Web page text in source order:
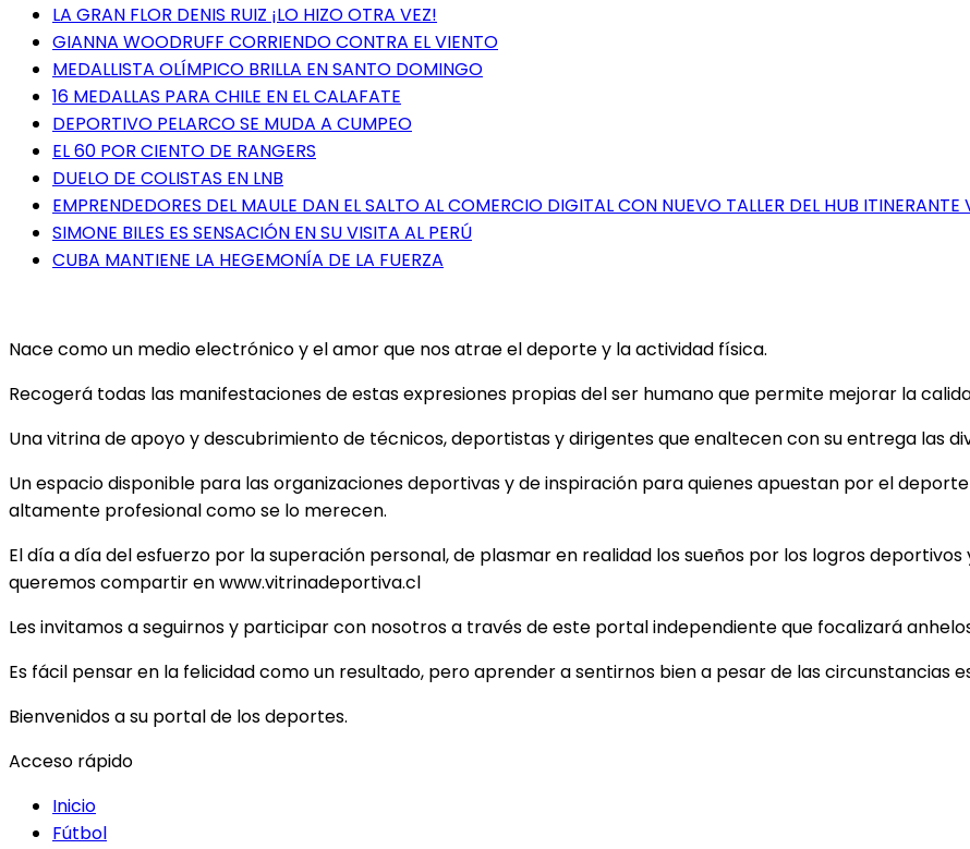
LA GRAN FLOR DENIS RUIZ ¡LO HIZO OTRA VEZ!
GIANNA WOODRUFF CORRIENDO CONTRA EL VIENTO
MEDALLISTA OLÍMPICO BRILLA EN SANTO DOMINGO
16 MEDALLAS PARA CHILE EN EL CALAFATE
DEPORTIVO PELARCO SE MUDA A CUMPEO
EL 60 POR CIENTO DE RANGERS
DUELO DE COLISTAS EN LNB
EMPRENDEDORES DEL MAULE DAN EL SALTO AL COMERCIO DIGITAL CON NUEVO TALLER DEL HUB ITINERANTE
SIMONE BILES ES SENSACIÓN EN SU VISITA AL PERÚ
CUBA MANTIENE LA HEGEMONÍA DE LA FUERZA
Nace como un medio electrónico y el amor que nos atrae el deporte y la actividad física.
Recogerá todas las manifestaciones de estas expresiones propias del ser humano que permite mejorar la
Una vitrina de apoyo y descubrimiento de técnicos, deportistas y dirigentes que enaltecen con su entrega las
Un espacio disponible para las organizaciones deportivas y de inspiración para quienes apuestan por el
altamente profesional como se lo merecen.
El día a día del esfuerzo por la superación personal, de plasmar en realidad los sueños por los logros
queremos compartir en www.vitrinadeportiva.cl
Les invitamos a seguirnos y participar con nosotros a través de este portal independiente que focalizará
Es fácil pensar en la felicidad como un resultado, pero aprender a sentirnos bien a pesar de las circunstancias
Bienvenidos a su portal de los deportes.
Acceso rápido
Inicio
Fútbol